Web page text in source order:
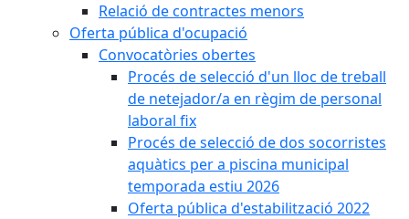
Relació de contractes menors
Oferta pública d'ocupació
Convocatòries obertes
Procés de selecció d'un lloc de treball
de netejador/a en règim de personal
laboral fix
Procés de selecció de dos socorristes
aquàtics per a piscina municipal
temporada estiu 2026
Oferta pública d'estabilització 2022